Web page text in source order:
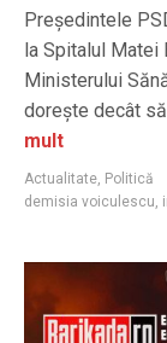
Președintele
la Spitalul Matei
Ministerului
dorește decât
mult
Actualitate, Politică
demisia voiculescu,